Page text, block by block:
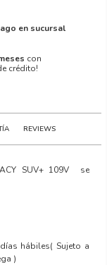
en sucursal
con
crédito!
REVIEWS
SUV+ 109V
se
hábiles( Sujeto a
)